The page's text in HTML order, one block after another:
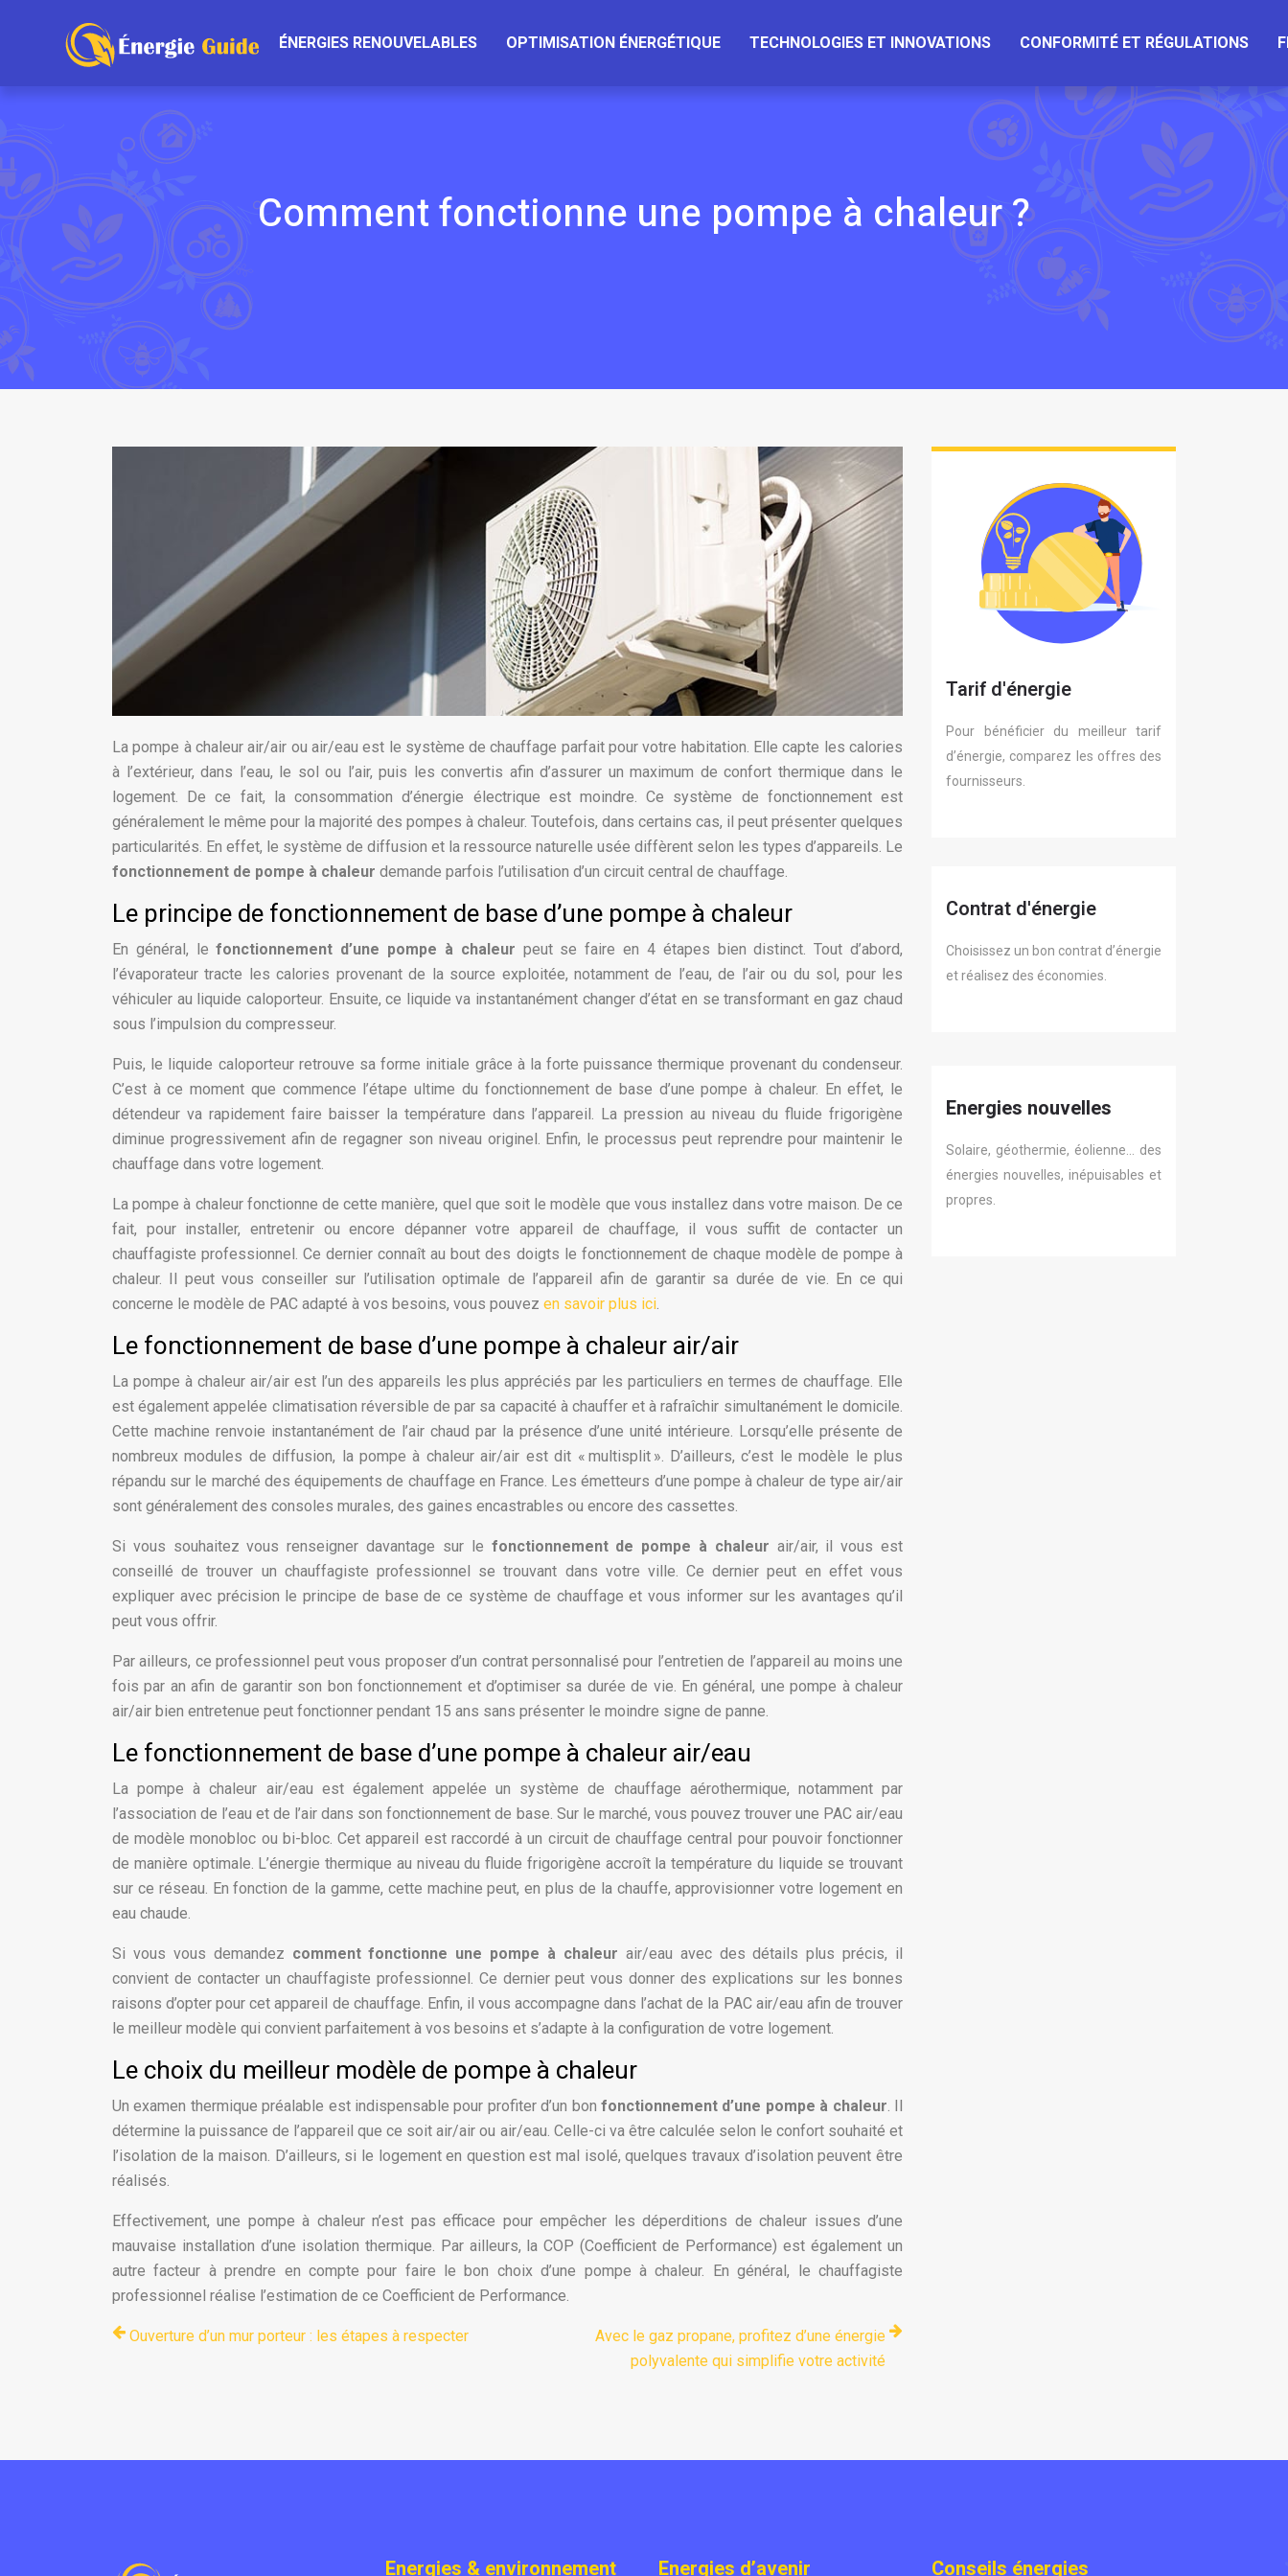
ÉNERGIES RENOUVELABLES OPTIMISATION ÉNERGÉTIQUE TECHNOLOGIES ET INNOVATIONS CONFORMITÉ ET RÉGULATIONS
Comment fonctionne une pompe à chaleur ?
La pompe à chaleur air/air ou air/eau est le système de chauffage parfait pour votre habitation. Elle capte les calories
à l’extérieur, dans l’eau, le sol ou l’air, puis les convertis afin d’assurer un maximum de confort thermique dans le
logement. De ce fait, la consommation d’énergie électrique est moindre. Ce système de fonctionnement est
généralement le même pour la majorité des pompes à chaleur. Toutefois, dans certains cas, il peut présenter quelques
particularités. En effet, le système de diffusion et la ressource naturelle usée diffèrent selon les types d’appareils. Le
fonctionnement de pompe à chaleur demande parfois l’utilisation d’un circuit central de chauffage.
Le principe de fonctionnement de base d’une pompe à chaleur
En général, lefonctionnement d’une pompe à chaleur peut se faire en 4 étapes bien distinct. Tout d’abord,
l’évaporateur tracte les calories provenant de la source exploitée, notamment de l’eau, de l’air ou du sol, pour les
véhiculer au liquide caloporteur. Ensuite, ce liquide va instantanément changer d’état en se transformant en gaz chaud
sous l’impulsion du compresseur.
Puis, le liquide caloporteur retrouve sa forme initiale grâce à la forte puissance thermique provenant du condenseur.
C’est à ce moment que commence l’étape ultime du fonctionnement de base d’une pompe à chaleur. En effet, le
détendeur va rapidement faire baisser la température dans l’appareil. La pression au niveau du fluide frigorigène
diminue progressivement afin de regagner son niveau originel. Enfin, le processus peut reprendre pour maintenir le
chauffage dans votre logement.
La pompe à chaleur fonctionne de cette manière, quel que soit le modèle que vous installez dans votre maison. De ce
fait, pour installer, entretenir ou encore dépanner votre appareil de chauffage, il vous suffit de contacter un
chauffagiste professionnel. Ce dernier connaît au bout des doigts le fonctionnement de chaque modèle de pompe à
chaleur. Il peut vous conseiller sur l’utilisation optimale de l’appareil afin de garantir sa durée de vie. En ce qui
concerne le modèle de PAC adapté à vos besoins, vous pouvez en savoir plus ici.
Le fonctionnement de base d’une pompe à chaleur air/air
La pompe à chaleur air/air est l’un des appareils les plus appréciés par les particuliers en termes de chauffage. Elle
est également appelée climatisation réversible de par sa capacité à chauffer et à rafraîchir simultanément le domicile.
Cette machine renvoie instantanément de l’air chaud par la présence d’une unité intérieure. Lorsqu’elle présente de
nombreux modules de diffusion, la pompe à chaleur air/air est dit « multisplit ». D’ailleurs, c’est le modèle le plus
répandu sur le marché des équipements de chauffage en France. Les émetteurs d’une pompe à chaleur de type air/air
sont généralement des consoles murales, des gaines encastrables ou encore des cassettes.
Si vous souhaitez vous renseigner davantage sur le fonctionnement de pompe à chaleur air/air, il vous est
conseillé de trouver un chauffagiste professionnel se trouvant dans votre ville. Ce dernier peut en effet vous
expliquer avec précision le principe de base de ce système de chauffage et vous informer sur les avantages qu’il
peut vous offrir.
Par ailleurs, ce professionnel peut vous proposer d’un contrat personnalisé pour l’entretien de l’appareil au moins une
fois par an afin de garantir son bon fonctionnement et d’optimiser sa durée de vie. En général, une pompe à chaleur
air/air bien entretenue peut fonctionner pendant 15 ans sans présenter le moindre signe de panne.
Le fonctionnement de base d’une pompe à chaleur air/eau
La pompe à chaleur air/eau est également appelée un système de chauffage aérothermique, notamment par
l’association de l’eau et de l’air dans son fonctionnement de base. Sur le marché, vous pouvez trouver une PAC air/eau
de modèle monobloc ou bi-bloc. Cet appareil est raccordé à un circuit de chauffage central pour pouvoir fonctionner
de manière optimale. L’énergie thermique au niveau du fluide frigorigène accroît la température du liquide se trouvant
sur ce réseau. En fonction de la gamme, cette machine peut, en plus de la chauffe, approvisionner votre logement en
eau chaude.
Si vous vous demandez comment fonctionne une pompe à chaleur air/eau avec des détails plus précis, il
convient de contacter un chauffagiste professionnel. Ce dernier peut vous donner des explications sur les bonnes
raisons d’opter pour cet appareil de chauffage. Enfin, il vous accompagne dans l’achat de la PAC air/eau afin de trouver
le meilleur modèle qui convient parfaitement à vos besoins et s’adapte à la configuration de votre logement.
Le choix du meilleur modèle de pompe à chaleur
Un examen thermique préalable est indispensable pour profiter d’un bon fonctionnement d’une pompe à chaleur. Il
détermine la puissance de l’appareil que ce soit air/air ou air/eau. Celle-ci va être calculée selon le confort souhaité et
l’isolation de la maison. D’ailleurs, si le logement en question est mal isolé, quelques travaux d’isolation peuvent être
réalisés.
Effectivement, une pompe à chaleur n’est pas efficace pour empêcher les déperditions de chaleur issues d’une
mauvaise installation d’une isolation thermique. Par ailleurs, la COP (Coefficient de Performance) est également un
autre facteur à prendre en compte pour faire le bon choix d’une pompe à chaleur. En général, le chauffagiste
professionnel réalise l’estimation de ce Coefficient de Performance.
Ouverture d’un mur porteur : les étapes à respecter
Avec le gaz propane, profitez d’une énergie
polyvalente qui simplifie votre activité
Tarif d'énergie
Pour bénéficier du meilleur tarif
d’énergie, comparez les offres des
fournisseurs.
Contrat d'énergie
Choisissez un bon contrat d’énergie
et réalisez des économies.
Energies nouvelles
Solaire, géothermie, éolienne… des
énergies nouvelles, inépuisables et
propres.
Energies & environnement Energies d’avenir Conseils énergies